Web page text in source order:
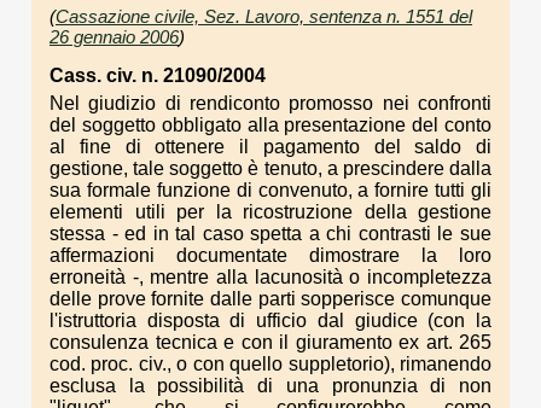
(Cassazione civile, Sez. Lavoro, sentenza n. 1551 del
26 gennaio 2006)
Cass. civ. n. 21090/2004
Nel giudizio di rendiconto promosso nei confronti
del soggetto obbligato alla presentazione del conto
al fine di ottenere il pagamento del saldo di
gestione, tale soggetto è tenuto, a prescindere dalla
sua formale funzione di convenuto, a fornire tutti gli
elementi utili per la ricostruzione della gestione
stessa - ed in tal caso spetta a chi contrasti le sue
affermazioni documentate dimostrare la loro
erroneità -, mentre alla lacunosità o incompletezza
delle prove fornite dalle parti sopperisce comunque
l'istruttoria disposta di ufficio dal giudice (con la
consulenza tecnica e con il giuramento ex art. 265
cod. proc. civ., o con quello suppletorio), rimanendo
esclusa la possibilità di una pronunzia di non